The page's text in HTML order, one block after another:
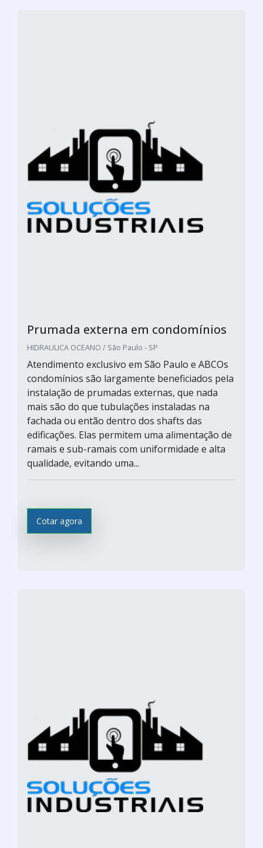
Prumada externa em condomínios
HIDRAULICA OCEANO / São Paulo - SP
Atendimento exclusivo em São Paulo e ABCOs
condomínios são largamente beneficiados pela
instalação de prumadas externas, que nada
mais são do que tubulações instaladas na
fachada ou então dentro dos shafts das
edificações. Elas permitem uma alimentação de
ramais e sub-ramais com uniformidade e alta
qualidade, evitando uma...
Cotar agora